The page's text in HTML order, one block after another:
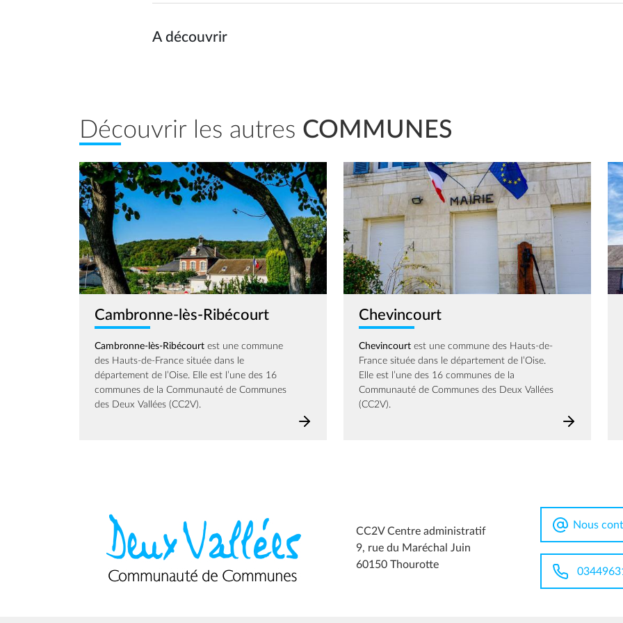
A découvrir
Découvrir les autres COMMUNES
Image
Cambronne-lès-Ribécourt
Cambronne-lès-Ribécourt est une commune
des Hauts-de-France située dans le
département de l’Oise. Elle est l’une des 16
communes de la Communauté de Communes
des Deux Vallées (CC2V).
Image
Chevincourt
Chevincourt est une commune des Hauts-de-
France située dans le département de l’Oise.
Elle est l’une des 16 communes de la
Communauté de Communes des Deux Vallées
(CC2V).
CC2V Centre administratif
9, rue du Maréchal Juin
60150 Thourotte
Nous